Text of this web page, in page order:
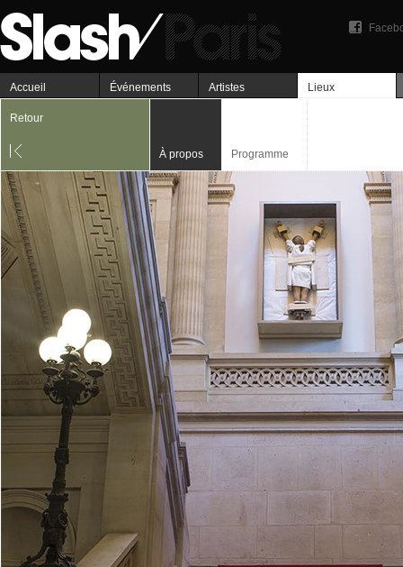
Accueil Événements Artistes Lieux
Retour
À propos Programme